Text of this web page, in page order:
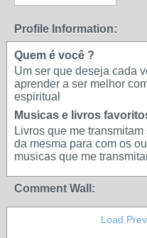
Profile Information:
Quem é você ?
Um ser que deseja cada
aprender a ser melhor
espiritual
Musicas e livros
Livros que me
da mesma para com os
musicas que me
Comment Wall:
Load